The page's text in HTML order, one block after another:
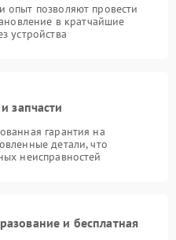
позволяют провести
в кратчайшие
устройства
запчасти
гарантия на
детали, что
неисправностей
и бесплатная